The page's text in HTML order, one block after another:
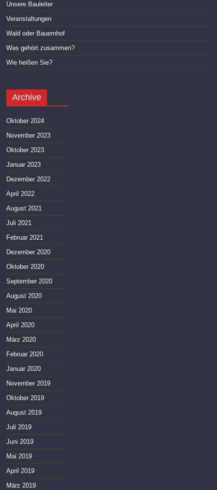
Unsere Bauleiter
Veranstaltungen
Wald oder Bauernhof
Was gehört zusammen?
Wie heißen Sie?
Archive
Oktober 2024
November 2023
Oktober 2023
Januar 2023
Dezember 2022
April 2022
August 2021
Juli 2021
Februar 2021
Dezember 2020
Oktober 2020
September 2020
August 2020
Mai 2020
April 2020
März 2020
Februar 2020
Januar 2020
November 2019
Oktober 2019
August 2019
Juli 2019
Juni 2019
Mai 2019
April 2019
März 2019